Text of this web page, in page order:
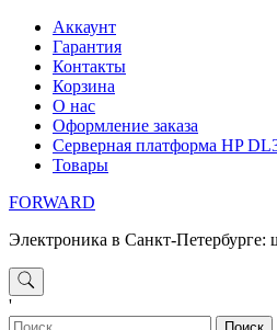
Перейти
содержимому
Аккаунт
Гарантия
Контакты
Корзина
О нас
Оформление заказа
Серверная платформа HP
Товары
FORWARD
Электроника в Санкт-
'
Найти: